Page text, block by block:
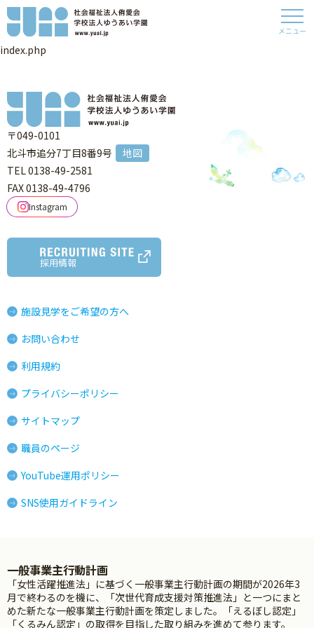
メニュー
index.php
〒049-0101
北斗市追分7丁目8番9号
地図
TEL 0138-49-2581
FAX 0138-49-4796
Instagram
採用情報
施設見学をご希望の方へ
お問い合わせ
利用規約
プライバシーポリシー
サイトマップ
職員のページ
YouTube運用ポリシー
SNS使用ガイドライン
一般事業主行動計画
「女性活躍推進法」に基づく一般事業主行動計画の期間が2026年3
月で終わるのを機に、「次世代育成支援対策推進法」と一つにまと
めた新たな一般事業主行動計画を策定しました。「えるぼし認定」
「くるみん認定」の取得を目指した取り組みを進めて参ります。